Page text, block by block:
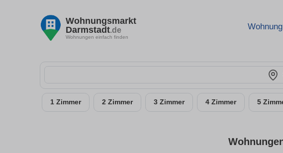
Wohnungsmarkt
Darmstadt.de
Wohnungen einfach finden
Wohnung
1 Zimmer 2 Zimmer 3 Zimmer 4 Zimmer 5